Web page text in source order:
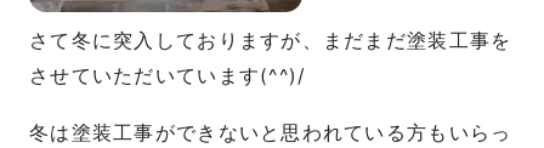
さて冬に突入しておりますが、まだまだ塗装工事を
させていただいています(^^)/
冬は塗装工事ができないと思われている方もいらっ